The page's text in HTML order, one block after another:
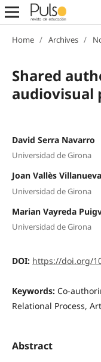
Home / Archives /
Shared
audiovisual
David Serra Navarro
Universidad de Girona
Joan Vallès Villanueva
Universidad de Girona
Marian Vayreda
Universidad de Girona
DOI: https://doi.org/
Keywords: Co-
Relational Process,
Abstract